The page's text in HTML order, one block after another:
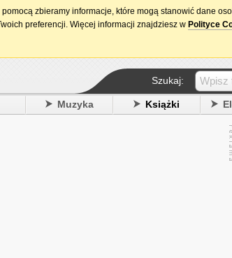
15. urodziny DataPremiery.pl
Szukaj:
Muzyka Książki
zbieramy informacje, które mogą stanowić dane
preferencji. Więcej informacji znajdziesz w Polityce